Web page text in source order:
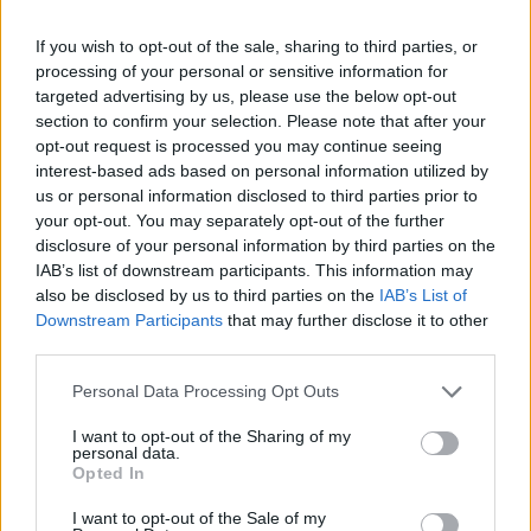
If you wish to opt-out of the sale, sharing to third parties, or
processing of your personal or sensitive information for
targeted advertising by us, please use the below opt-out
section to confirm your selection. Please note that after your
opt-out request is processed you may continue seeing
interest-based ads based on personal information utilized by
us or personal information disclosed to third parties prior to
your opt-out. You may separately opt-out of the further
disclosure of your personal information by third parties on the
IAB’s list of downstream participants. This information may
also be disclosed by us to third parties on the IAB’s List of
Downstream Participants that may further disclose it to other
Please note that this website/app uses one or more Google
not limited to your visit or usage behaviour. You may click to
grant or deny consent to Google and its third-party tags to
use your data for below specified purposes in below Google
consent section.
Personal Data Processing Opt Outs
I want to opt-out of the Sharing of my
personal data.
Opted In
I want to opt-out of the Sale of my
AJÁNLJUK MÉG
Országos hírek
Megérkezett az eső a Duna vízgyűjtőjére